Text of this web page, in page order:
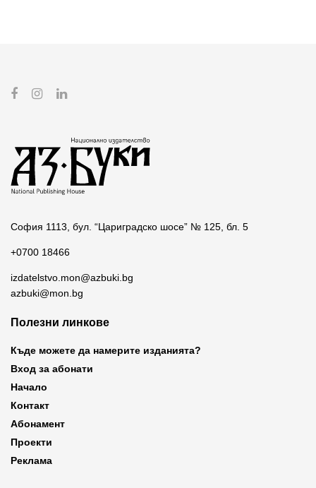
София 1113, бул. “Цариградско шосе” № 125, бл. 5
+0700 18466
izdatelstvo.mon@azbuki.bg
azbuki@mon.bg
Полезни линкове
Къде можете да намерите изданията?
Вход за абонати
Начало
Контакт
Абонамент
Проекти
Реклама